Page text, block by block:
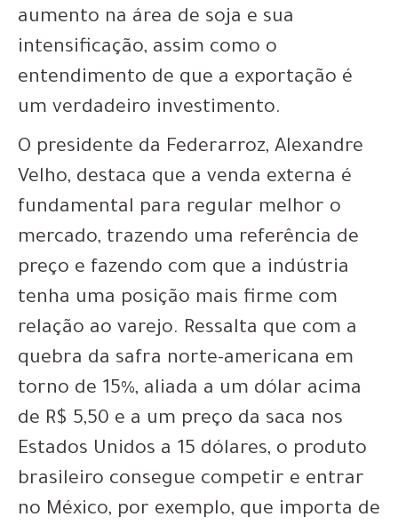
aumento na área de soja e sua
intensificação, assim como o
entendimento de que a exportação é
um verdadeiro investimento.
O presidente da Federarroz, Alexandre
Velho, destaca que a venda externa é
fundamental para regular melhor o
mercado, trazendo uma referência de
preço e fazendo com que a indústria
tenha uma posição mais firme com
relação ao varejo. Ressalta que com a
quebra da safra norte-americana em
torno de 15%, aliada a um dólar acima
de R$ 5,50 e a um preço da saca nos
Estados Unidos a 15 dólares, o produto
brasileiro consegue competir e entrar
no México, por exemplo, que importa de